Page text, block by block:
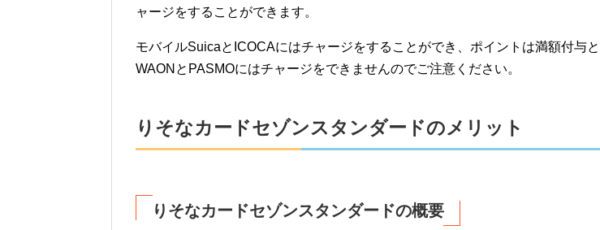
ャージをすることができます。
モバイルSuicaとICOCAにはチャージをすることができ、ポイントは満額付与と
WAONとPASMOにはチャージをできませんのでご注意ください。
りそなカードセゾンスタンダードのメリット
りそなカードセゾンスタンダードの概要